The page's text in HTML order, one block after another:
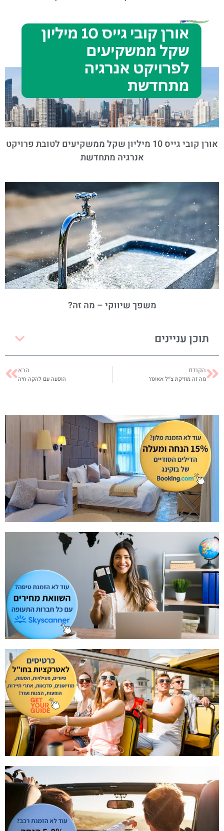
אורן קובי גייס 10 מיליון שקל ממשקיעים לטובת פרויקט
אנרגיה מתחדשת
משפך שיווקי – מה זה?
תוכן עניינים
הקודם
מה זה מוזיקת צ'יל אאוט?
הבא
הופעה עם להקה חיה